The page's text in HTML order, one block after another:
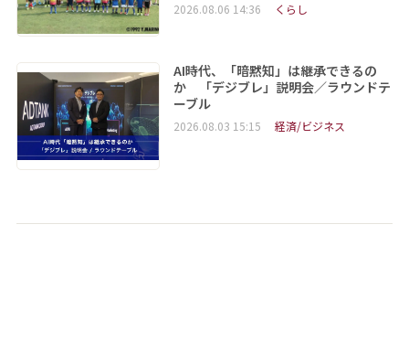
2026.08.06 14:36 くらし
AI時代、「暗黙知」は継承できるの
か 「デジブレ」説明会／ラウンドテ
ーブル
2026.08.03 15:15 経済/ビジネス